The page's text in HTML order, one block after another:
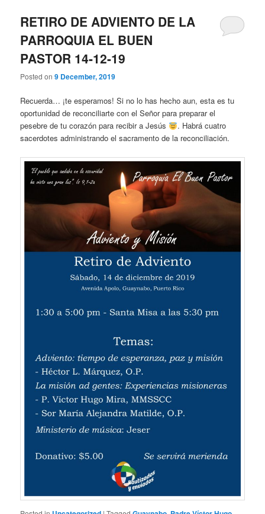
RETIRO DE ADVIENTO DE LA
PARROQUIA EL BUEN
PASTOR 14-12-19
Posted on9 December, 2019
Recuerda… ¡te esperamos! Si no lo has hecho aun, esta es tu
oportunidad de reconciliarte con el Señor para preparar el
pesebre de tu corazón para recibir a Jesús
. Habrá cuatro
sacerdotes administrando el sacramento de la reconciliación.